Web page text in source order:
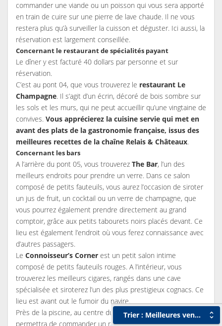
Trier : Meilleures ventes
commander une viande ou un poisson qui vous sera apporté
en train de cuire sur une pierre de lave chaude. Il ne vous
restera plus qu’à surveiller la cuisson et déguster. Ici aussi, la
réservation est largement conseillée.
Concernant le restaurant de spécialités payant
Le dîner y est facturé 40 dollars par personne et sur
réservation.
C’est au pont 04, que vous trouverez le restaurant Le
Champagne. Il s’agit d’un écrin, décoré de bois sombre sur
les sols et les murs, qui ne peut accueillir qu’une vingtaine de
convives. Vous apprécierez la cuisine servie qui met en
avant des plats de la gastronomie française, issus des
meilleures recettes de la chaîne Relais & Châteaux.
Concernant les bars
A l’arrière du pont 05, vous trouverez The Bar, l’un des
meilleurs endroits pour prendre un verre. Dans ce salon
composé de petits fauteuils, vous aurez l’occasion de siroter
un jus de fruit, un cocktail ou un verre de champagne, que
vous pourrez également prendre directement au grand
comptoir, grâce aux petits tabourets noirs placés devant. Ce
lieu est également l’endroit où vous ferez connaissance avec
d’autres passagers.
Le Connoisseur’s Corner est un petit salon intime
composé de petits fauteuils rouges. A l’intérieur, vous
trouverez les meilleurs cigares, rangés dans une cave
spécialisée et siroterez l’un des plus prestigieux cognacs. Ce
lieu est avant out le fumoir du navire.
Près de la piscine, au centre du pont 08, lePool bar vous
permettra de commander un rafraichissement comme un